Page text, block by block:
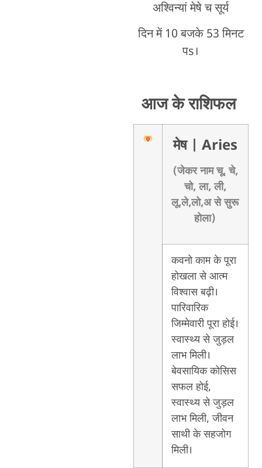
अश्विन्यां मेषे च सूर्य
दिन में 10 बजके 53 मिनट
पs।
आज के राशिफल
मेष | Aries
(जेकर नाम चू, चे,
चो, ला, ली,
लू,ले,लो,अ से सुरू
होला)
कवनो काम के पूरा
होखला से आत्म
विश्वास बढ़ी।
पारिवारिक
जिम्मेवारी पूरा होई।
स्वास्थ्य से जुड़ल
लाभ मिली।
बेवसायिक कोसिस
सफल होई,
स्वास्थ्य से जुड़ल
लाभ मिली, जीवन
साथी के सहजोग
मिली।